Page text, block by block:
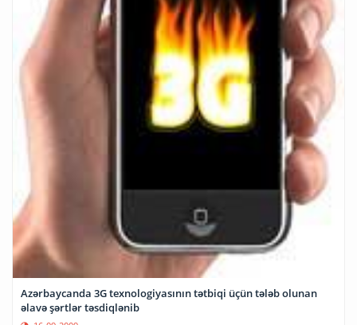
Azərbaycanda 3G texnologiyasının tətbiqi üçün tələb olunan
əlavə şərtlər təsdiqlənib